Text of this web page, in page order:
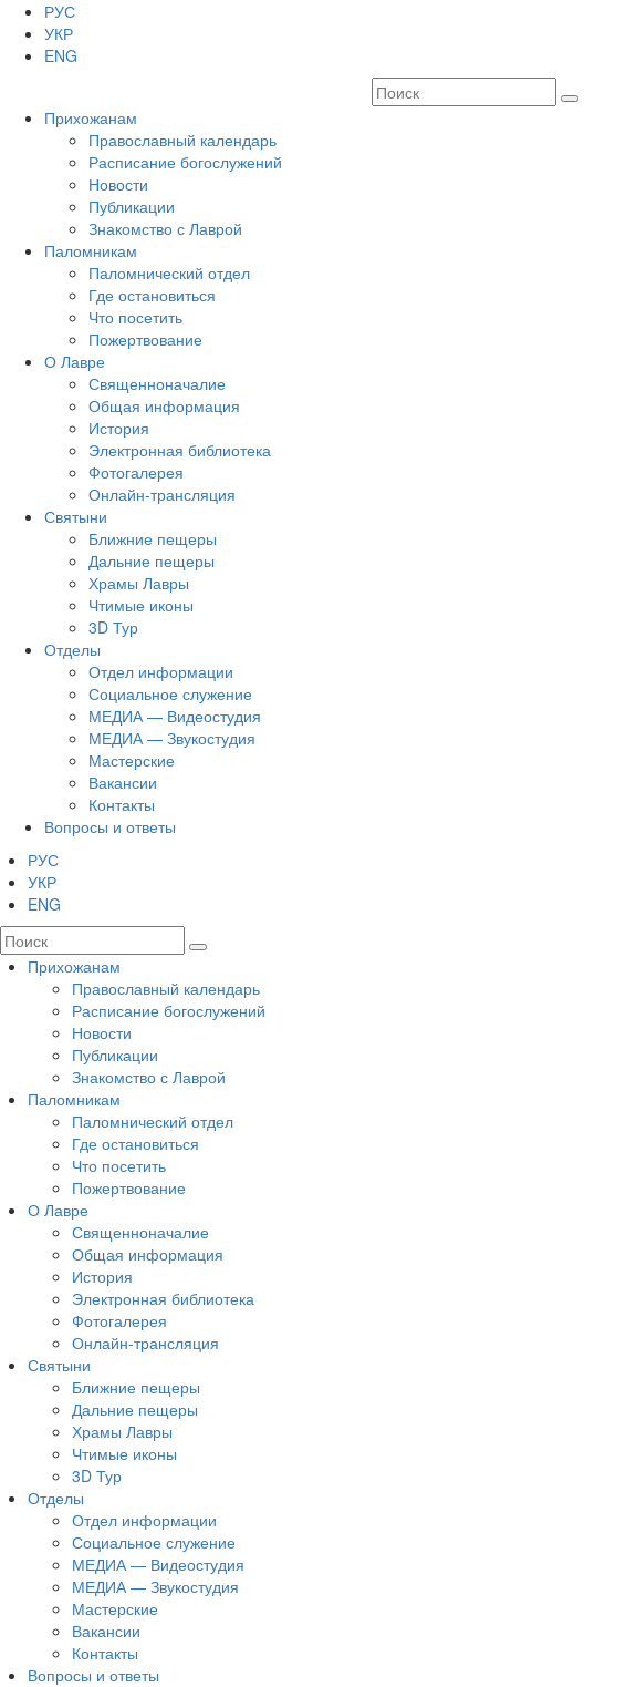
РУС
УКР
ENG
Прихожанам
Православный календарь
Расписание богослужений
Новости
Публикации
Знакомство с Лаврой
Паломникам
Паломнический отдел
Где остановиться
Что посетить
Пожертвование
О Лавре
Священноначалие
Общая информация
История
Электронная библиотека
Фотогалерея
Онлайн-трансляция
Святыни
Ближние пещеры
Дальние пещеры
Храмы Лавры
Чтимые иконы
3D Тур
Отделы
Отдел информации
Социальное служение
МЕДИА — Видеостудия
МЕДИА — Звукостудия
Мастерские
Вакансии
Контакты
Вопросы и ответы
РУС
УКР
ENG
Прихожанам
Православный календарь
Расписание богослужений
Новости
Публикации
Знакомство с Лаврой
Паломникам
Паломнический отдел
Где остановиться
Что посетить
Пожертвование
О Лавре
Священноначалие
Общая информация
История
Электронная библиотека
Фотогалерея
Онлайн-трансляция
Святыни
Ближние пещеры
Дальние пещеры
Храмы Лавры
Чтимые иконы
3D Тур
Отделы
Отдел информации
Социальное служение
МЕДИА — Видеостудия
МЕДИА — Звукостудия
Мастерские
Вакансии
Контакты
Вопросы и ответы